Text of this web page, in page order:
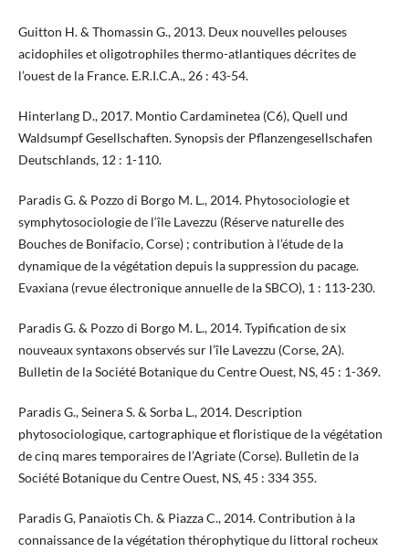
Guitton H. & Thomassin G., 2013. Deux nouvelles pelouses
acidophiles et oligotrophiles thermo-atlantiques décrites de
l’ouest de la France. E.R.I.C.A., 26 : 43-54.
Hinterlang D., 2017. Montio Cardaminetea (C6), Quell und
Waldsumpf Gesellschaften. Synopsis der Pflanzengesellschafen
Deutschlands, 12 : 1-110.
Paradis G. & Pozzo di Borgo M. L., 2014. Phytosociologie et
symphytosociologie de l‘île Lavezzu (Réserve naturelle des
Bouches de Bonifacio, Corse) ; contribution à l’étude de la
dynamique de la végétation depuis la suppression du pacage.
Evaxiana (revue électronique annuelle de la SBCO), 1 : 113-230.
Paradis G. & Pozzo di Borgo M. L., 2014. Typification de six
nouveaux syntaxons observés sur l’île Lavezzu (Corse, 2A).
Bulletin de la Société Botanique du Centre Ouest, NS, 45 : 1-369.
Paradis G., Seinera S. & Sorba L., 2014. Description
phytosociologique, cartographique et floristique de la végétation
de cinq mares temporaires de l’Agriate (Corse). Bulletin de la
Société Botanique du Centre Ouest, NS, 45 : 334 355.
Paradis G, Panaïotis Ch. & Piazza C., 2014. Contribution à la
connaissance de la végétation thérophytique du littoral rocheux